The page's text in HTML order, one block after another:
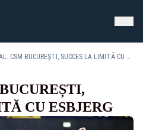
HANDBAL. CSM BUCUREȘTI, SUCCES LA LIMITĂ CU ESBJERG
CU ESBJERG